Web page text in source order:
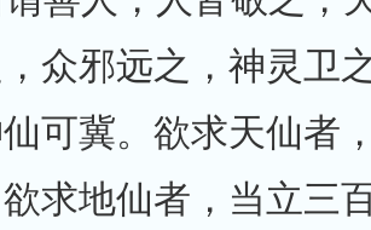
众邪远之，神灵卫
可冀。欲求天仙者
求地仙者，当立三